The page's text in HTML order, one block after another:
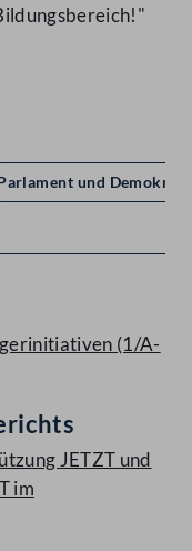
und
(1/A-
JETZT und
im